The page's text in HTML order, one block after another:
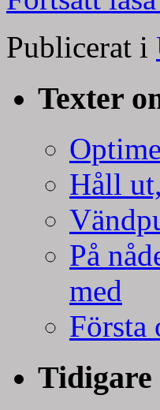
Publicerat i
Texter
Håll
På
med
Första
Tidigare